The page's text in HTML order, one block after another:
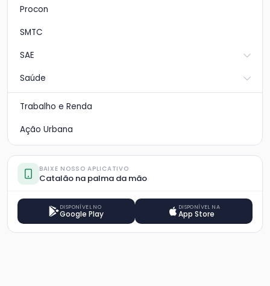
Procon
SMTC
SAE
Saúde
Trabalho e Renda
Ação Urbana
BAIXE NOSSO APLICATIVO
Catalão na palma da mão
DISPONÍVEL NO
Google Play
DISPONÍVEL NA
App Store